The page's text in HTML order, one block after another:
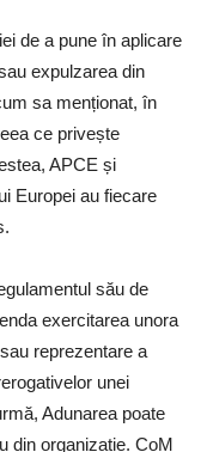
de a pune în aplicare
expulzarea din
sa menționat, în
ce privește
APCE și
Europei au fiecare
său de
exercitarea unora
reprezentare a
unei
Adunarea poate
din organizație. CoM